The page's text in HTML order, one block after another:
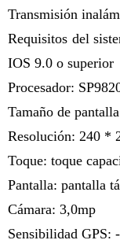
Transmisión
Requisitos del
IOS 9.0 o superior
Procesador:
Tamaño de
Resolución: 240 *
Toque: toque
Pantalla: pantalla
Cámara: 3,0mp
Sensibilidad GPS: